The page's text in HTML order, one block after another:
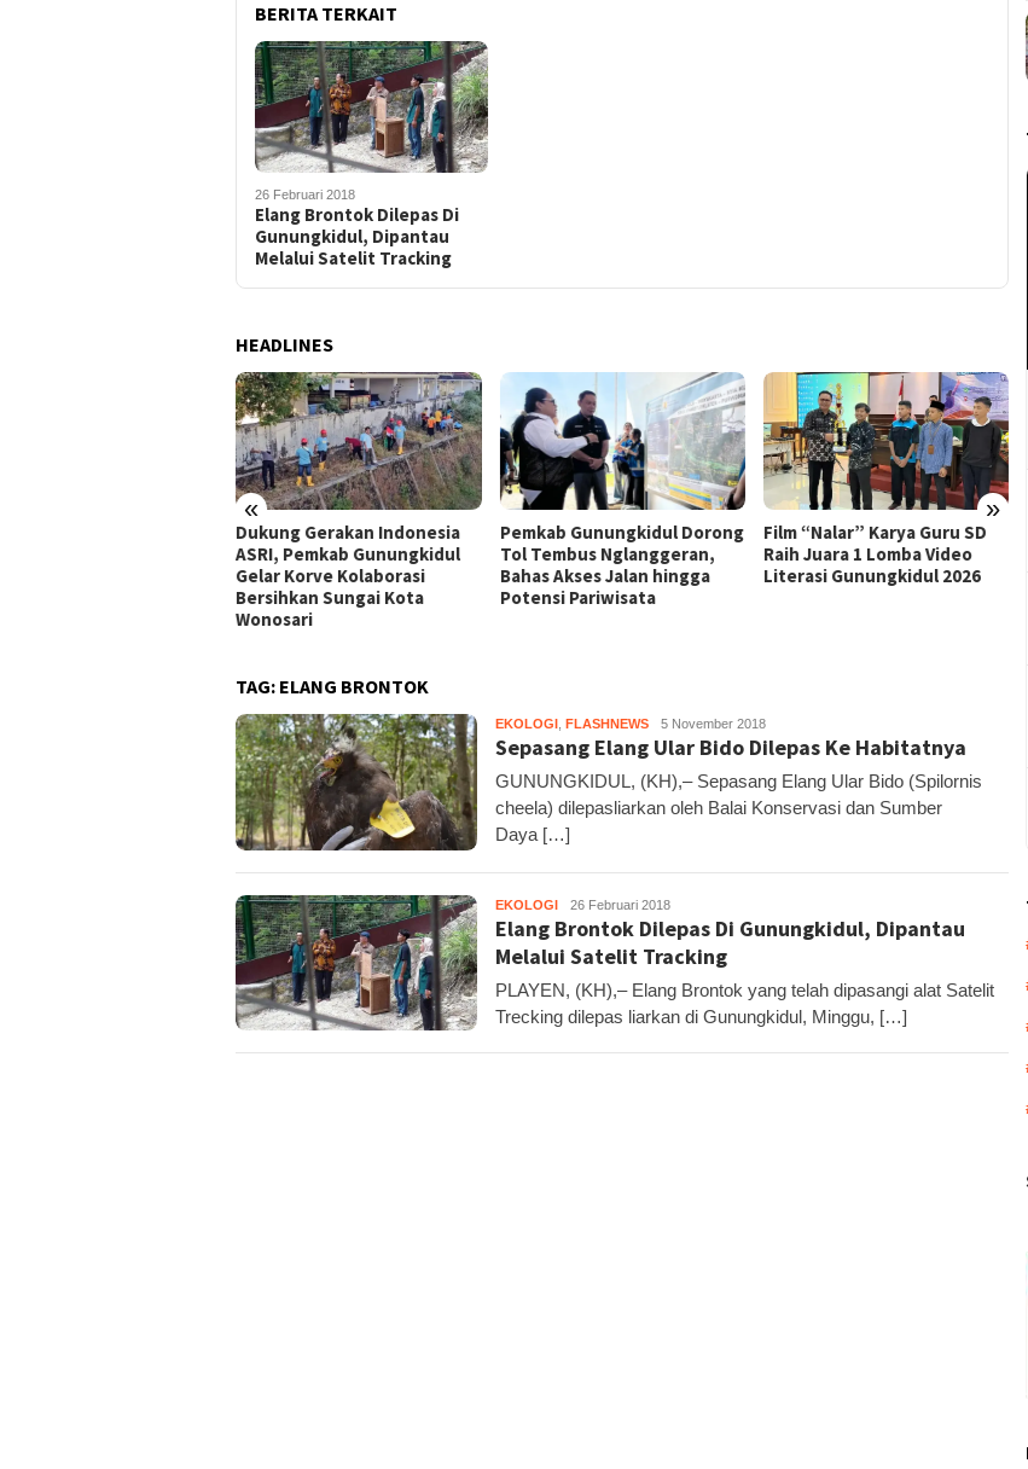
BERITA TERKAIT
26 Februari 2018
Elang Brontok Dilepas Di
Gunungkidul, Dipantau
Melalui Satelit Tracking
HEADLINES
« »
Dukung Gerakan Indonesia
ASRI, Pemkab Gunungkidul
Gelar Korve Kolaborasi
Bersihkan Sungai Kota
Wonosari
Pemkab Gunungkidul Dorong
Tol Tembus Nglanggeran,
Bahas Akses Jalan hingga
Potensi Pariwisata
Film “Nalar” Karya Guru SD
Raih Juara 1 Lomba Video
Literasi Gunungkidul 2026
TAG: ELANG BRONTOK
EKOLOGI FLASHNEWS Kandar
5 November 2018
Sepasang Elang Ular Bido Dilepas Ke Habitatnya
GUNUNGKIDUL, (KH),– Sepasang Elang Ular Bido (Spilornis
cheela) dilepasliarkan oleh Balai Konservasi dan Sumber
Daya […]
EKOLOGI Kandar
26 Februari 2018
Elang Brontok Dilepas Di Gunungkidul, Dipantau
Melalui Satelit Tracking
PLAYEN, (KH),– Elang Brontok yang telah dipasangi alat Satelit
Trecking dilepas liarkan di Gunungkidul, Minggu, […]